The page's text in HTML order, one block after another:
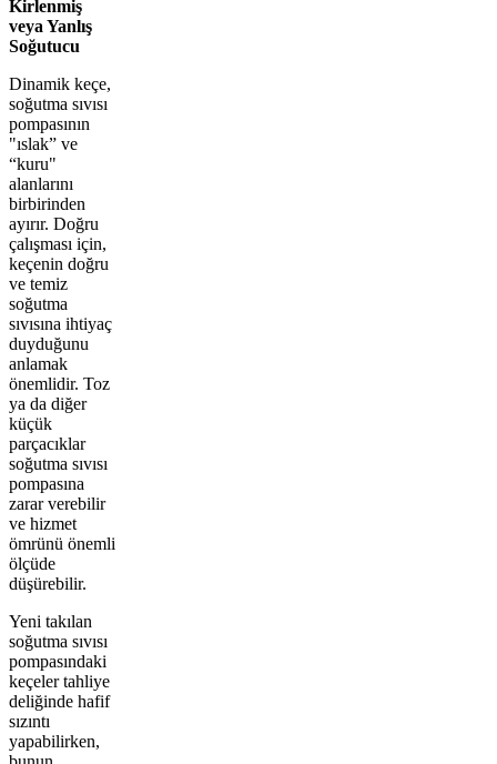
Kirlenmiş
veya Yanlış
Soğutucu
Dinamik keçe,
soğutma sıvısı
pompasının
"ıslak” ve
“kuru"
alanlarını
birbirinden
ayırır. Doğru
çalışması için,
keçenin doğru
ve temiz
soğutma
sıvısına ihtiyaç
duyduğunu
anlamak
önemlidir. Toz
ya da diğer
küçük
parçacıklar
soğutma sıvısı
pompasına
zarar verebilir
ve hizmet
ömrünü önemli
ölçüde
düşürebilir.
Yeni takılan
soğutma sıvısı
pompasındaki
keçeler tahliye
deliğinde hafif
sızıntı
yapabilirken,